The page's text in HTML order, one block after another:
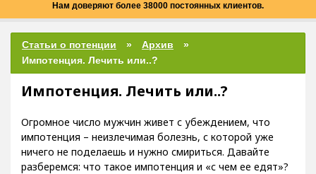
Нам доверяют более 38000 постоянных клиентов.
Статьи о потенции
Архив
Импотенция. Лечить или..?
Импотенция. Лечить или..?
Огромное число мужчин живет с убеждением, что
импотенция – неизлечимая болезнь, с которой уже
ничего не поделаешь и нужно смириться. Давайте
разберемся: что такое импотенция и «с чем ее едят»?